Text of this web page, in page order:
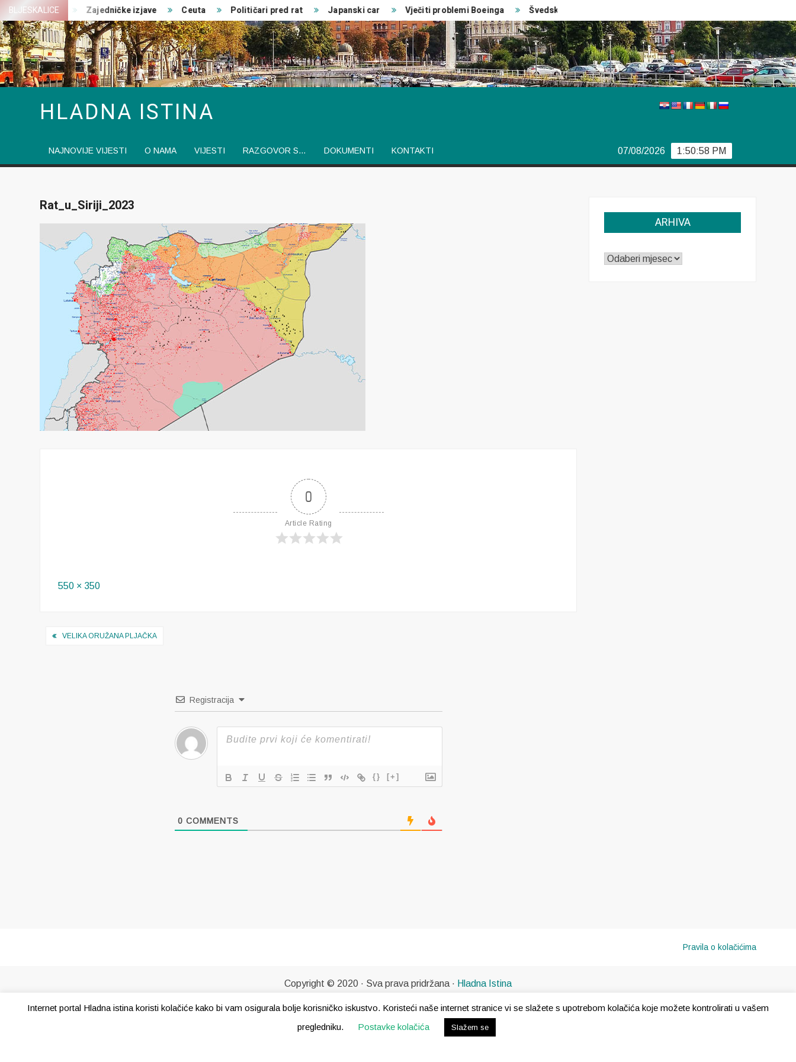
Skip
to
content
BLJESKALICE
ratovanja Zajedničke izjave Ceuta Političari pred rat Japanski car Vječiti problemi Boeinga Švedski izbori
HLADNA ISTINA
NAJNOVIJE VIJESTI O NAMA VIJESTI RAZGOVOR S… DOKUMENTI KONTAKTI 1:50:59 PM
07/08/2026
Rat_u_Siriji_2023
0
Article Rating
Full
550 × 350
Navigacija
VELIKA ORUŽANA PLJAČKA
Registracija
{} [+]
0 COMMENTS
ARHIVA
ARHIVA
Pravila o kolačićima
Internet portal Hladna istina koristi kolačiće kako bi vam osigurala bolje korisničko iskustvo. Koristeći naše internet stranice vi se slažete s upotrebom kolačića koje možete kontrolirati u vašem
pregledniku.
Postavke kolačića Slažem se
Copyright © 2020 · Sva prava pridržana · Hladna Istina